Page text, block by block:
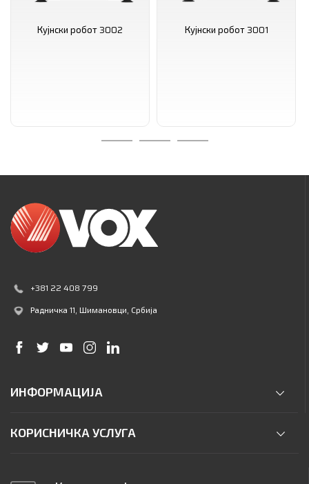
Кујнски робот 3002 Кујнски робот 3001
+381 22 408 799
Радничка 11, Шимановци, Србија
ИНФОРМАЦИЈА
КОРИСНИЧКА УСЛУГА